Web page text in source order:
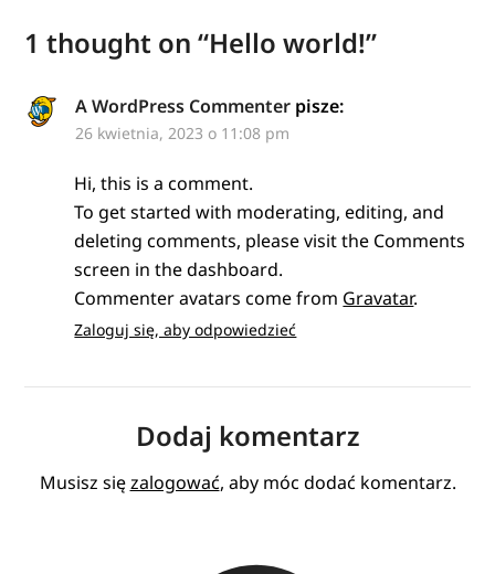
1 thought on “Hello world!”
A WordPress Commenter pisze:
26 kwietnia, 2023 o 11:08 pm
Hi, this is a comment.
To get started with moderating, editing, and
deleting comments, please visit the Comments
screen in the dashboard.
Commenter avatars come from Gravatar.
Zaloguj się, aby odpowiedzieć
Dodaj komentarz
Musisz sięzalogować, aby móc dodać komentarz.